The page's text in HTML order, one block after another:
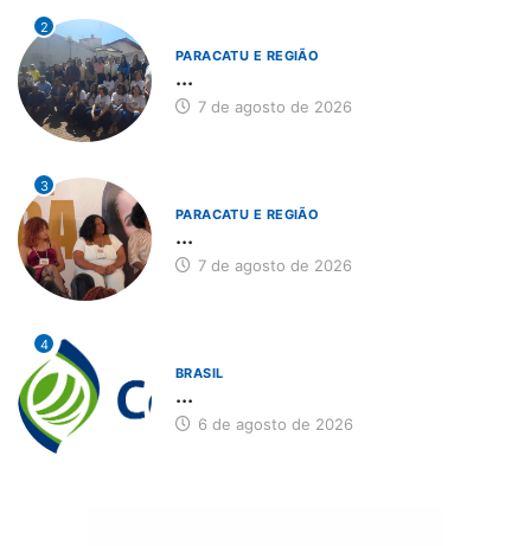
2
PARACATU E REGIÃO
...
7 de agosto de 2026
3
PARACATU E REGIÃO
...
7 de agosto de 2026
4
BRASIL
...
6 de agosto de 2026